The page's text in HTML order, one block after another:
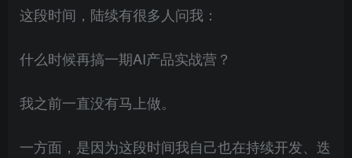
这段时间，陆续有很多人问我：
什么时候再搞一期AI产品实战营？
我之前一直没有马上做。
一方面，是因为这段时间我自己也在持续开发、迭